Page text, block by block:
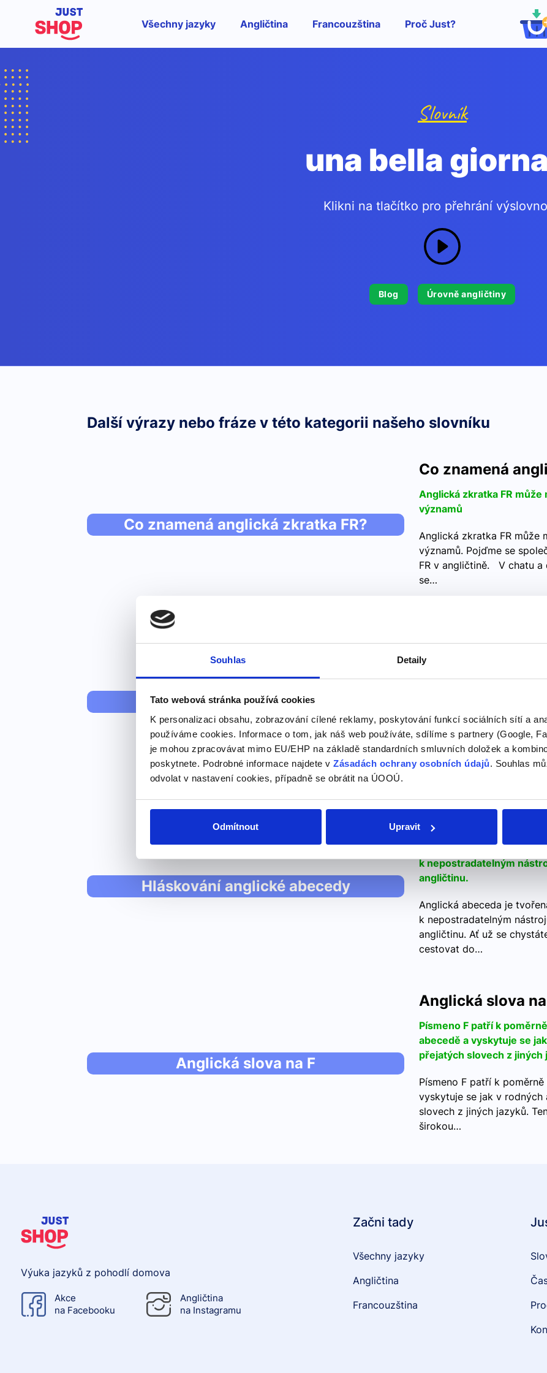
Souhlas Detaily
Tato webová stránka používá cookies
K personalizaci obsahu, zobrazování cílené reklamy, poskytování funkcí sociálních sítí a
používáme cookies. Informace o tom, jak náš web používáte, sdílíme s partnery (Google,
je mohou zpracovávat mimo EU/EHP na základě standardních smluvních doložek a
poskytnete. Podrobné informace najdete v Zásadách ochrany osobních údajů. Souhlas
odvolat v nastavení cookies, případně se obrátit na ÚOOÚ.
Odmítnout Upravit
Všechny jazyky Angličtina Francouzština Proč Just?
Slovník
una bella
Klikni na tlačítko pro přehrání
Blog Úrovně angličtiny
Další výrazy nebo fráze v této kategorii našeho slovníku
Co znamená anglická zkratka FR?
Co znamená
Anglická zkratka FR
významů
Anglická zkratka FR může
významů. Pojďme se
FR v angličtině. V chatu a
se…
Úroveň angličtiny B1
Angličtina B1 je úroveň
pokročilou. Studenti na
konverzačním tématům
Úroveň angličtiny B1 je
této úrovni rozumí
projevu, včetně
při rozhovoru s…
Hláskování anglické abecedy
Hláskování
Anglická abeceda je
k nepostradatelným
angličtinu.
Anglická abeceda je
k nepostradatelným
angličtinu. Ať už se
cestovat do…
Anglická slova na F
Anglická slova
Písmeno F patří k
abecedě a vyskytuje se
přejatých slovech z jiných
Písmeno F patří k
vyskytuje se jak v
slovech z jiných jazyků.
širokou…
Výuka jazyků z pohodlí domova
Akce
na Facebooku
Angličtina
na Instagramu
Začni tady
Všechny jazyky
Angličtina
Francouzština